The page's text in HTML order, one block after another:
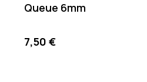
Queue 6mm
Preis
7,50 €